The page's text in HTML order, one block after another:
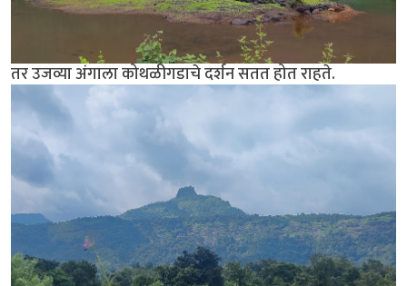
तर उजव्या अंगाला कोथळीगडाचे दर्शन सतत होत राहते.